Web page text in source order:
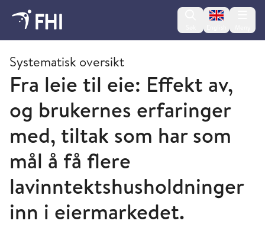
Change
2013 - publikasjoner fra FHI
Systematisk oversikt
Fra leie til eie: Effekt av,
og brukernes erfaringer
med, tiltak som har som
mål å få flere
lavinntektshusholdninger
inn i eiermarkedet.